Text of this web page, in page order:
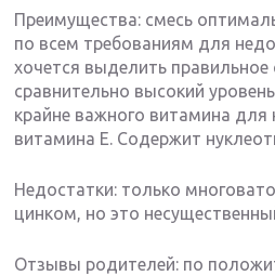
Преимущества: смесь
по всем требованиям для
хочется выделить
сравнительно высокий
крайне важного витамина
витамина Е. Содержит
Недостатки: только
цинком, но это
Отзывы родителей: по